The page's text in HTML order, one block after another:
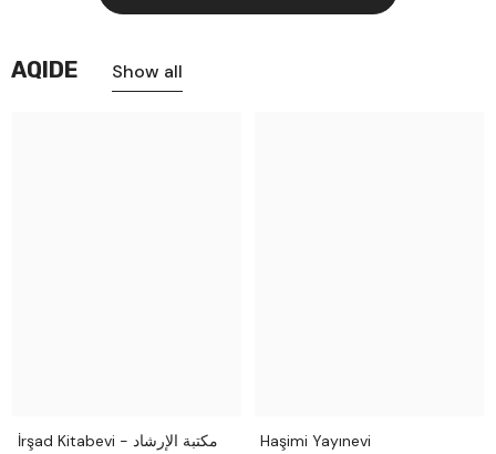
AQIDE Show all
İrşad Kitabevi - مكتبة الإرشاد Haşimi Yayınevi